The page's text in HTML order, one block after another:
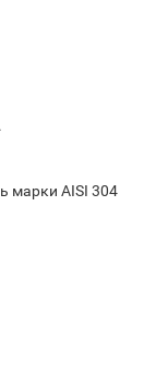
марки AISI 304